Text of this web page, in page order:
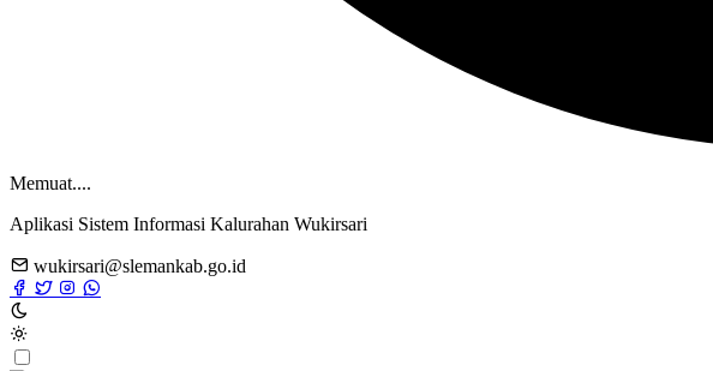
Memuat....
Aplikasi Sistem Informasi Kalurahan Wukirsari
wukirsari@slemankab.go.id